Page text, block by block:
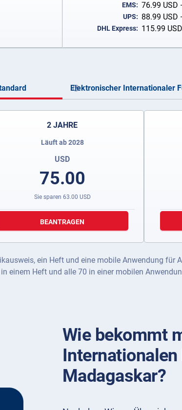
EMS: 76.99 USD
UPS: 88.99 USD
DHL Express: 115.99 USD
Elektronischer Internationaler
2 JAHRE
Läuft ab 2028
USD
75.00
Sie sparen 63.00 USD
BEANTRAGEN
ein Heft und eine mobile Anwendung für
einem Heft und alle 70 in einer mobilen
Wie bekommt
Madagaskar?